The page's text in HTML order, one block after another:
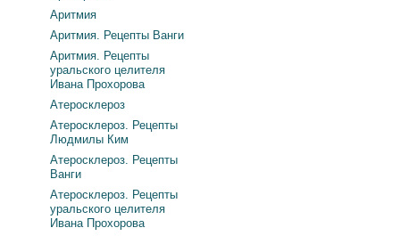
Аритмия
Аритмия. Рецепты Ванги
Аритмия. Рецепты
уральского целителя
Ивана Прохорова
Атеросклероз
Атеросклероз. Рецепты
Людмилы Ким
Атеросклероз. Рецепты
Ванги
Атеросклероз. Рецепты
уральского целителя
Ивана Прохорова